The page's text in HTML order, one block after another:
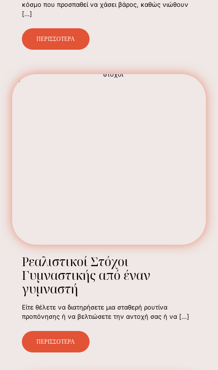
κόσμο που προσπαθεί να χάσει βάρος, καθώς νιώθουν
[…]
ΠΕΡΙΣΣΟΤΕΡΑ
Ρεαλιστικοί Στόχοι
Γυμναστικής από έναν
γυμναστή
Είτε θέλετε να διατηρήσετε μια σταθερή ρουτίνα
προπόνησης ή να βελτιώσετε την αντοχή σας ή να […]
ΠΕΡΙΣΣΟΤΕΡΑ